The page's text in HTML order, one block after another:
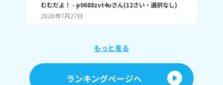
むむだよ！ - p0688zvt4uさん(12さい・ 選択なし)
2026年7月27日
もっと見る
ランキングページへ